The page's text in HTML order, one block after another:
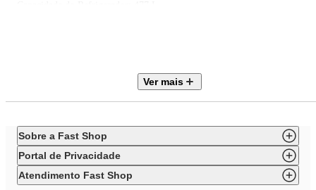
Desodorizador: Sim
Trava de Segurança: Não
Tipo de Degelo: Automático (Frost Free)
Gás Refrigerante: R290a
Agente Expansor: Ciclopentano
Potência de Degelo (127V): 240 W
Ver mais
Sobre a Fast Shop
Portal de Privacidade
Atendimento Fast Shop